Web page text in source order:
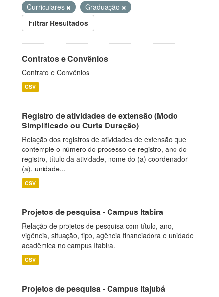
Curriculares
Graduação
Filtrar Resultados
Contratos e Convênios
Contrato e Convênios
CSV
Registro de atividades de extensão (Modo
Simplificado ou Curta Duração)
Relação dos registros de atividades de extensão que
contemple o número do processo de registro, ano do
registro, título da atividade, nome do (a) coordenador
(a), unidade...
CSV
Projetos de pesquisa - Campus Itabira
Relação de projetos de pesquisa com título, ano,
vigência, situação, tipo, agência financiadora e unidade
acadêmica no campus Itabira.
CSV
Projetos de pesquisa - Campus Itajubá